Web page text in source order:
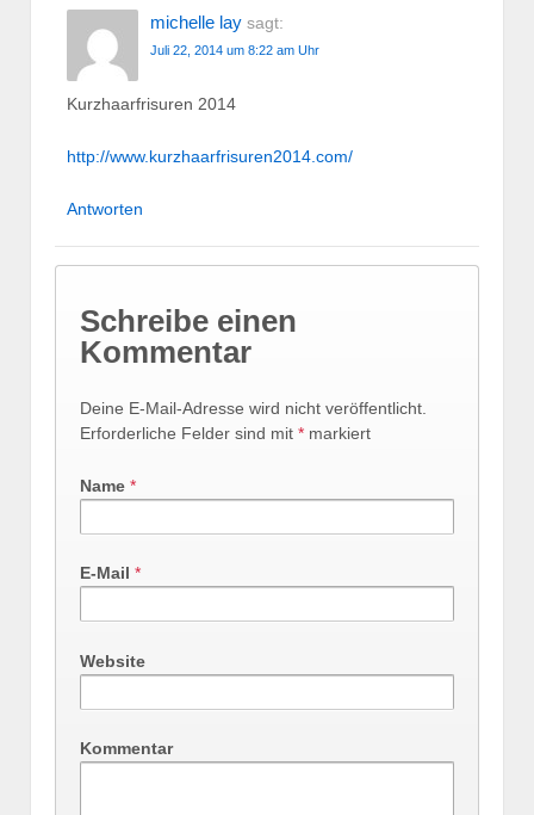
michelle lay sagt:
Juli 22, 2014 um 8:22 am Uhr
Kurzhaarfrisuren 2014
http://www.kurzhaarfrisuren2014.com/
Antworten
Schreibe einen
Kommentar
Deine E-Mail-Adresse wird nicht veröffentlicht.
Erforderliche Felder sind mit * markiert
Name *
E-Mail *
Website
Kommentar